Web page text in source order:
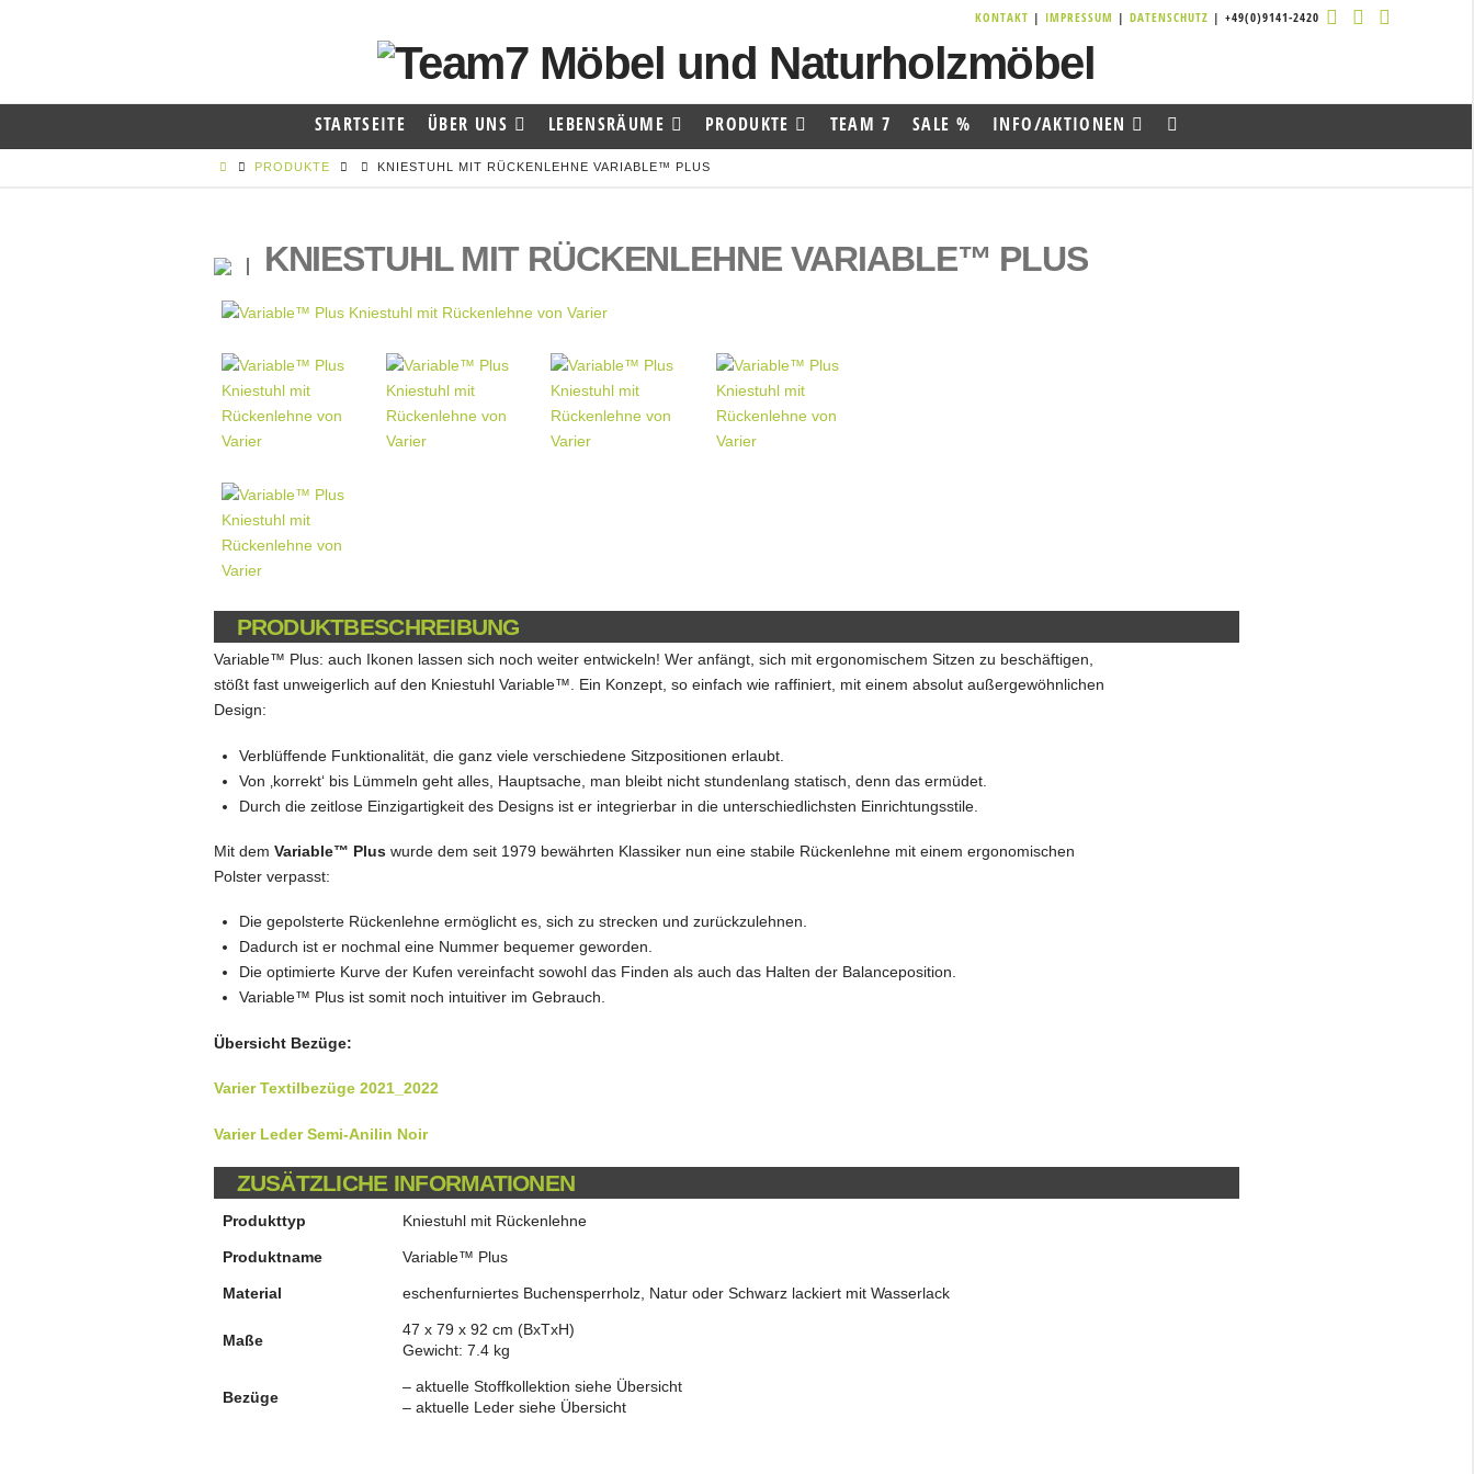
KONTAKT | IMPRESSUM | DATENSCHUTZ | +49(0)9141-2420
STARTSEITE ÜBER UNS LEBENSRÄUME PRODUKTE TEAM 7 SALE % INFO/AKTIONEN
PRODUKTE KNIESTUHL MIT RÜCKENLEHNE VARIABLE™ PLUS
KNIESTUHL MIT RÜCKENLEHNE VARIABLE™ PLUS
PRODUKTBESCHREIBUNG
Variable™ Plus: auch Ikonen lassen sich noch weiter entwickeln! Wer anfängt, sich mit ergonomischem Sitzen zu beschäftigen,
stößt fast unweigerlich auf den Kniestuhl Variable™. Ein Konzept, so einfach wie raffiniert, mit einem absolut außergewöhnlichen
Design:
Verblüffende Funktionalität, die ganz viele verschiedene Sitzpositionen erlaubt.
Von ‚korrekt‘ bis Lümmeln geht alles, Hauptsache, man bleibt nicht stundenlang statisch, denn das ermüdet.
Durch die zeitlose Einzigartigkeit des Designs ist er integrierbar in die unterschiedlichsten Einrichtungsstile.
Mit dem Variable™ Pluswurde dem seit 1979 bewährten Klassiker nun eine stabile Rückenlehne mit einem ergonomischen
Polster verpasst:
Die gepolsterte Rückenlehne ermöglicht es, sich zu strecken und zurückzulehnen.
Dadurch ist er nochmal eine Nummer bequemer geworden.
Die optimierte Kurve der Kufen vereinfacht sowohl das Finden als auch das Halten der Balanceposition.
Variable™ Plus ist somit noch intuitiver im Gebrauch.
Übersicht Bezüge:
Varier Textilbezüge 2021_2022
Varier Leder Semi-Anilin Noir
ZUSÄTZLICHE INFORMATIONEN
Produkttyp Kniestuhl mit Rückenlehne
Produktname Variable™ Plus
Material eschenfurniertes Buchensperrholz, Natur oder Schwarz lackiert mit Wasserlack
Maße
47 x 79 x 92 cm (BxTxH)
Gewicht: 7.4 kg
Bezüge
– aktuelle Stoffkollektion siehe Übersicht
– aktuelle Leder siehe Übersicht